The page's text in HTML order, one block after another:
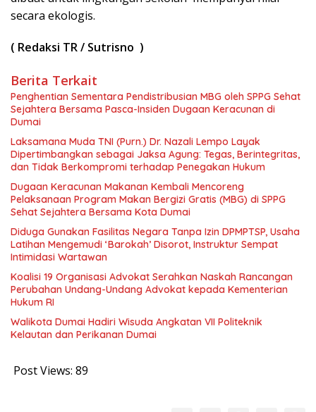
secara ekologis.
( Redaksi TR / Sutrisno )
Berita Terkait
Penghentian Sementara Pendistribusian MBG oleh SPPG Sehat
Sejahtera Bersama Pasca-Insiden Dugaan Keracunan di
Dumai
Laksamana Muda TNI (Purn.) Dr. Nazali Lempo Layak
Dipertimbangkan sebagai Jaksa Agung: Tegas, Berintegritas,
dan Tidak Berkompromi terhadap Penegakan Hukum
Dugaan Keracunan Makanan Kembali Mencoreng
Pelaksanaan Program Makan Bergizi Gratis (MBG) di SPPG
Sehat Sejahtera Bersama Kota Dumai
Diduga Gunakan Fasilitas Negara Tanpa Izin DPMPTSP, Usaha
Latihan Mengemudi ‘Barokah’ Disorot, Instruktur Sempat
Intimidasi Wartawan
Koalisi 19 Organisasi Advokat Serahkan Naskah Rancangan
Perubahan Undang-Undang Advokat kepada Kementerian
Hukum RI
Walikota Dumai Hadiri Wisuda Angkatan VII Politeknik
Kelautan dan Perikanan Dumai
Post Views: 89